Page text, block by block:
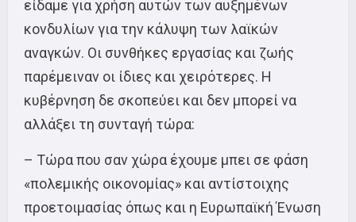
είδαμε για χρήση αυτών των αυξημένων
κονδυλίων για την κάλυψη των λαϊκών
αναγκών. Οι συνθήκες εργασίας και ζωής
παρέμειναν οι ίδιες και χειρότερες. Η
κυβέρνηση δε σκοπεύει και δεν μπορεί να
αλλάξει τη συνταγή τώρα:
– Τώρα που σαν χώρα έχουμε μπει σε φάση
«πολεμικής οικονομίας» και αντίστοιχης
προετοιμασίας όπως και η Ευρωπαϊκή Ένωση